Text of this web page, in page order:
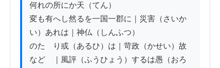
何れの所にか天（てん）
変も有へし然るを一国一郡に｜災害（さいか
い）あれは｜神仏（しんふつ）
のたゝり或（あるひ）は｜苛政（かせい）故
などゝ｜風評（ふうひょう）するは愚（おろ